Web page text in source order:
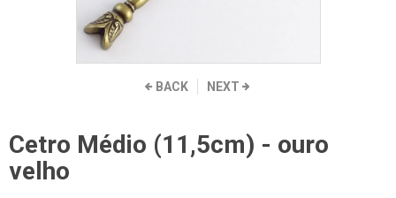
BACK NEXT
Cetro Médio (11,5cm) - ouro
velho